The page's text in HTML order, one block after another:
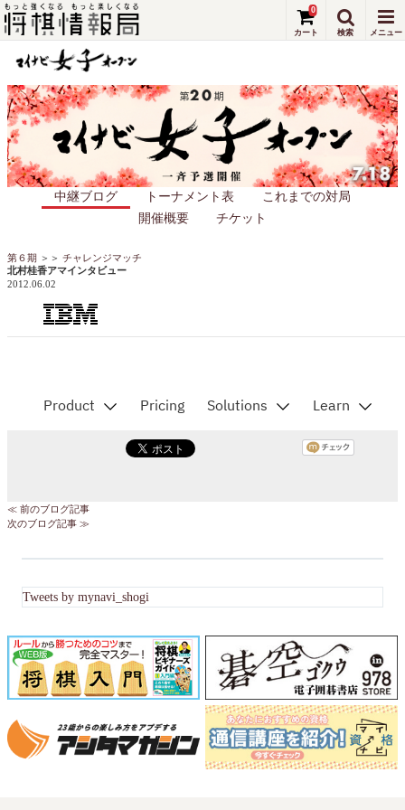
中継ブログ トーナメント表
これまでの対局
開催概要
チケット
0
第６期 ＞＞ チャレンジマッチ
北村桂香アマインタビュー
2012.06.02
≪ 前のブログ記事
次のブログ記事 ≫
Tweets by mynavi_shogi